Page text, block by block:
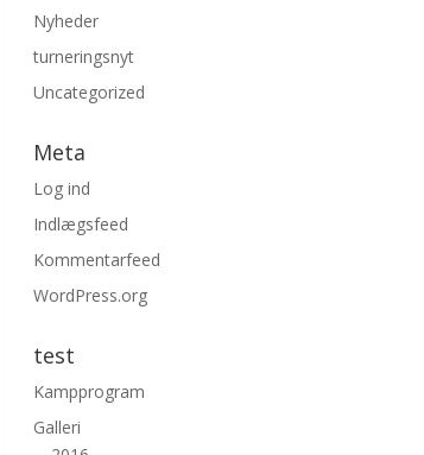
Nyheder
turneringsnyt
Uncategorized
Meta
Log ind
Indlægsfeed
Kommentarfeed
WordPress.org
test
Kampprogram
Galleri